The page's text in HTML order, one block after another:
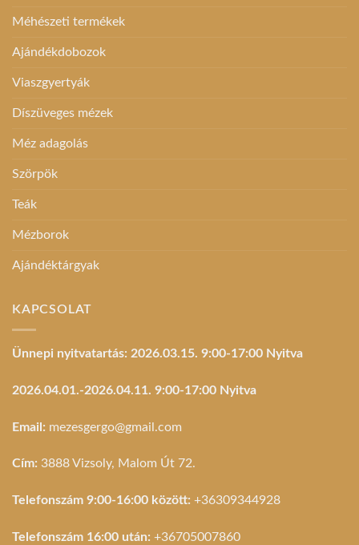
Méhészeti termékek
Ajándékdobozok
Viaszgyertyák
Díszüveges mézek
Méz adagolás
Szörpök
Teák
Mézborok
Ajándéktárgyak
KAPCSOLAT
Ünnepi nyitvatartás: 2026.03.15. 9:00-17:00 Nyitva
2026.04.01.-2026.04.11. 9:00-17:00 Nyitva
Email: mezesgergo@gmail.com
Cím: 3888 Vizsoly, Malom Út 72.
Telefonszám 9:00-16:00 között: +36309344928
Telefonszám 16:00 után: +36705007860